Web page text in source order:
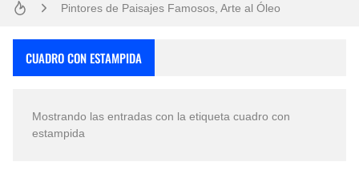
Pintores de Paisajes Famosos, Arte al Óleo
CUADRO CON ESTAMPIDA
Mostrando las entradas con la etiqueta cuadro con
estampida